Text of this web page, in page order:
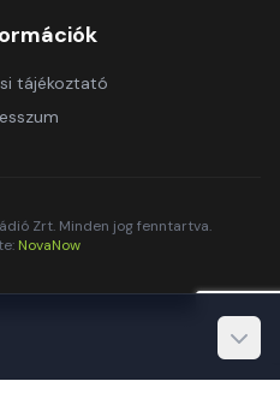
tájékoztató
Zrt. Minden jog fenntartva.
NovaNow